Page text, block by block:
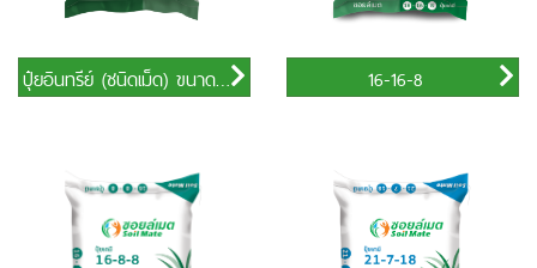
ปุ๋ยอินทรีย์ (ชนิดเม็ด) ขนาด 50 กิโลกรัม 16-16-8